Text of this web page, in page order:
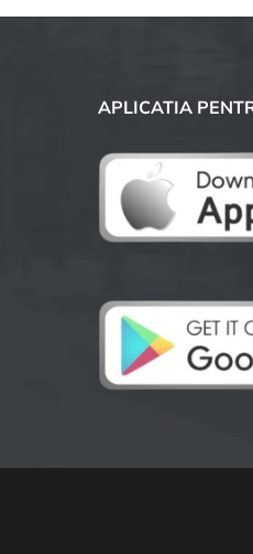
APLICATIA